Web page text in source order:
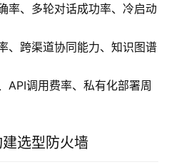
率、多轮对话成功率、冷启动
、跨渠道协同能力、知识图谱
API调用费率、私有化部署周
选型防火墙